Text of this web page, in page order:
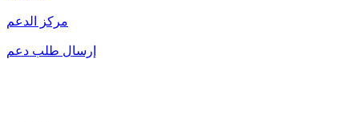
مركز الدعم
إرسال طلب دعم